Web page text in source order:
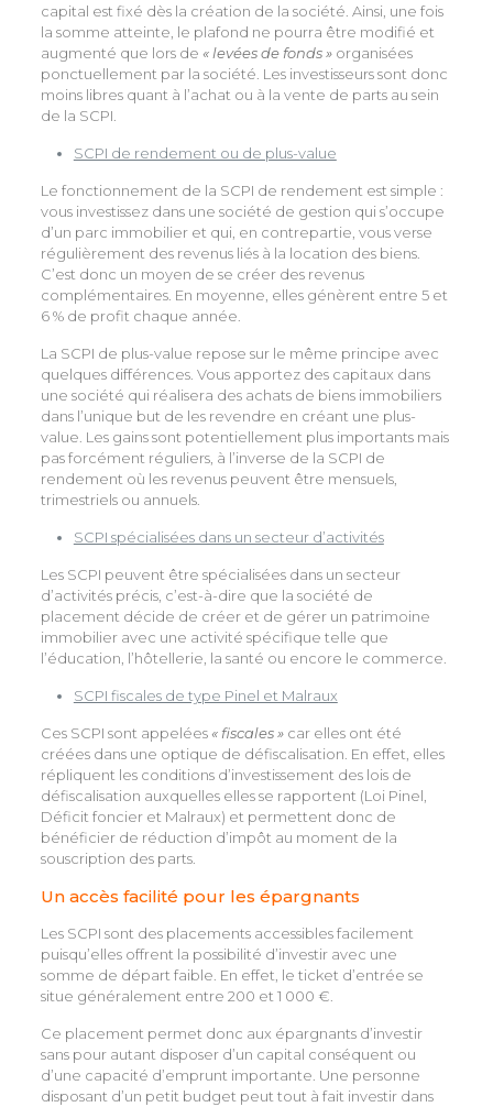
capital est fixé dès la création de la société. Ainsi, une fois
la somme atteinte, le plafond ne pourra être modifié et
augmenté que lors de « levées de fonds »organisées
ponctuellement par la société. Les investisseurs sont donc
moins libres quant à l’achat ou à la vente de parts au sein
de la SCPI.
SCPI de rendement ou de plus-value
Le fonctionnement de la SCPI de rendement est simple :
vous investissez dans une société de gestion qui s’occupe
d’un parc immobilier et qui, en contrepartie, vous verse
régulièrement des revenus liés à la location des biens.
C’est donc un moyen de se créer des revenus
complémentaires. En moyenne, elles génèrent entre 5 et
6 % de profit chaque année.
La SCPI de plus-value repose sur le même principe avec
quelques différences. Vous apportez des capitaux dans
une société qui réalisera des achats de biens immobiliers
dans l’unique but de les revendre en créant une plus-
value. Les gains sont potentiellement plus importants mais
pas forcément réguliers, à l’inverse de la SCPI de
rendement où les revenus peuvent être mensuels,
trimestriels ou annuels.
SCPI spécialisées dans un secteur d’activités
Les SCPI peuvent être spécialisées dans un secteur
d’activités précis, c’est-à-dire que la société de
placement décide de créer et de gérer un patrimoine
immobilier avec une activité spécifique telle que
l’éducation, l’hôtellerie, la santé ou encore le commerce.
SCPI fiscales de type Pinel et Malraux
Ces SCPI sont appelées « fiscales »car elles ont été
créées dans une optique de défiscalisation. En effet, elles
répliquent les conditions d’investissement des lois de
défiscalisation auxquelles elles se rapportent (Loi Pinel,
Déficit foncier et Malraux) et permettent donc de
bénéficier de réduction d’impôt au moment de la
souscription des parts.
Un accès facilité pour les épargnants
Les SCPI sont des placements accessibles facilement
puisqu’elles offrent la possibilité d’investir avec une
somme de départ faible. En effet, le ticket d’entrée se
situe généralement entre 200 et 1 000 €.
Ce placement permet donc aux épargnants d’investir
sans pour autant disposer d’un capital conséquent ou
d’une capacité d’emprunt importante. Une personne
disposant d’un petit budget peut tout à fait investir dans